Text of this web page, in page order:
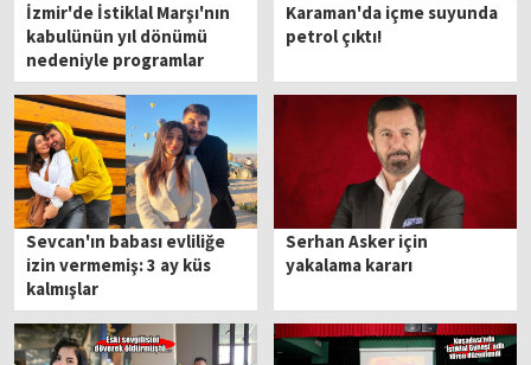
İzmir'de İstiklal Marşı'nın
kabulünün yıl dönümü
nedeniyle programlar
düzenlendi
Karaman'da içme suyunda
petrol çıktı!
Sevcan'ın babası evliliğe
izin vermemiş: 3 ay küs
kalmışlar
Serhan Asker için
yakalama kararı